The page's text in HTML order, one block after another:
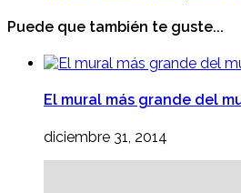
Puede que también te guste...
El mural más grande del
diciembre 31, 2014